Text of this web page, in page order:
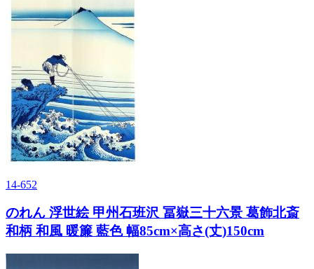
14-652
のれん 浮世絵 甲州石班沢 冨嶽三十六景 葛飾北斎
和柄 和風 暖簾 藍色 幅85cm×高さ(丈)150cm